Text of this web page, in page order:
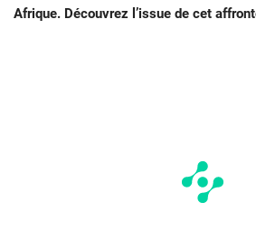
Afrique. Découvrez l’issue de cet